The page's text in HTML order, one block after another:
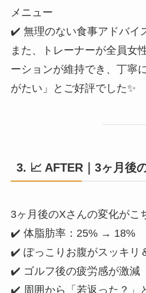
メニュー
✔️ 無理のない食事アドバイ
また、トレーナーが全員女
ーションが維持でき、丁寧
がたい」とご好評でした✨
3. 📈 AFTER｜3ヶ月後
3ヶ月後のXさんの変化がこ
✔️ 体脂肪率：25% → 18%
✔️ ぽっこりお腹がスッキリ
✔️ ゴルフ後の疲労感が激減
✔️ 周囲から「若返った？」